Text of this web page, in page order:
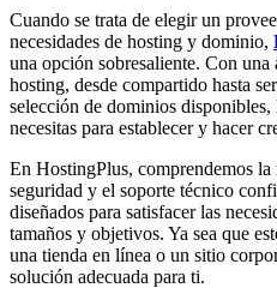
Cuando se trata de elegir un
necesidades de hosting y dominio,
una opción sobresaliente. Con
hosting, desde compartido hasta
selección de dominios
necesitas para establecer y hacer
En HostingPlus, comprendemos
seguridad y el soporte técnico
diseñados para satisfacer las
tamaños y objetivos. Ya sea que
una tienda en línea o un sitio
solución adecuada para ti.